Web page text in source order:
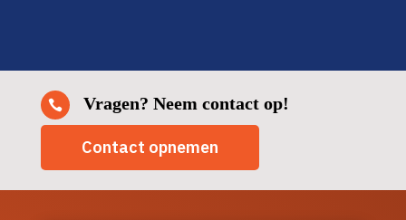
 Vragen? Neem contact op!
Contact opnemen